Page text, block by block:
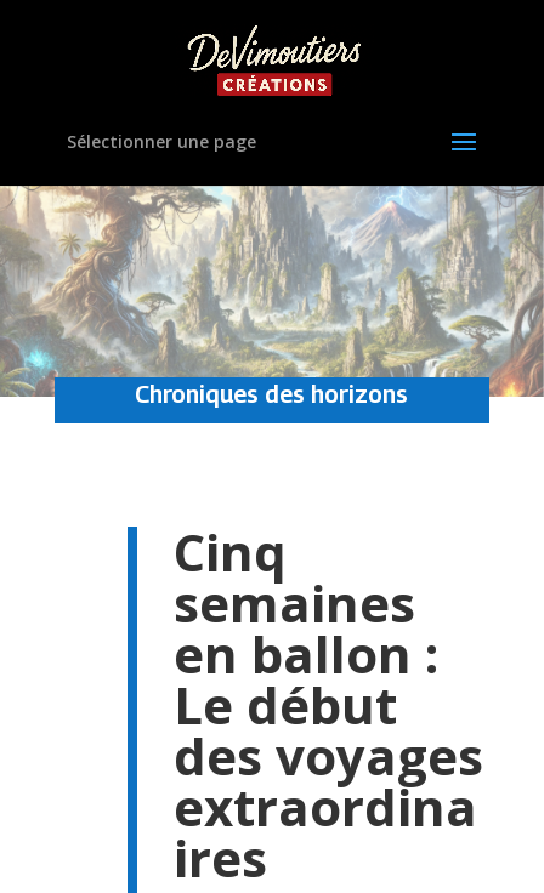
Sélectionner une page
Chroniques des horizons
Cinq
semaines
en ballon :
Le début
des voyages
extraordina
ires